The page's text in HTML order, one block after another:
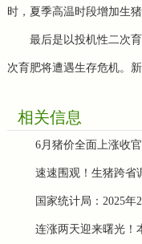
时，夏季高温时段增加生
最后是以投机性二次
次育肥将遭遇生存危机。
相关信息
6月猪价全面上涨收
速速围观！生猪跨省
国家统计局：2025
连涨两天迎来曙光！